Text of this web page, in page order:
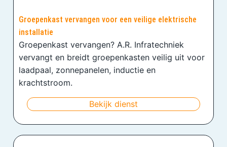
Groepenkast vervangen voor een veilige elektrische
installatie
Groepenkast vervangen? A.R. Infratechniek
vervangt en breidt groepenkasten veilig uit voor
laadpaal, zonnepanelen, inductie en
krachtstroom.
Bekijk dienst